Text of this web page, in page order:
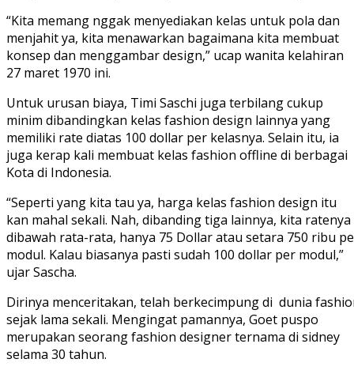
“Kita memang nggak menyediakan kelas untuk pola dan
menjahit ya, kita menawarkan bagaimana kita membuat
konsep dan menggambar design,” ucap wanita kelahiran
27 maret 1970 ini.
Untuk urusan biaya, Timi Saschi juga terbilang cukup
minim dibandingkan kelas fashion design lainnya yang
memiliki rate diatas 100 dollar per kelasnya. Selain itu, ia
juga kerap kali membuat kelas fashion offline di berbagai
Kota di Indonesia.
“Seperti yang kita tau ya, harga kelas fashion design itu
kan mahal sekali. Nah, dibanding tiga lainnya, kita ratenya
dibawah rata-rata, hanya 75 Dollar atau setara 750 ribu
modul. Kalau biasanya pasti sudah 100 dollar per modul,”
ujar Sascha.
Dirinya menceritakan, telah berkecimpung di dunia
sejak lama sekali. Mengingat pamannya, Goet puspo
merupakan seorang fashion designer ternama di sidney
selama 30 tahun.